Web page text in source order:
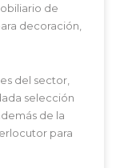
de
decoración,
del sector,
selección
de la
para